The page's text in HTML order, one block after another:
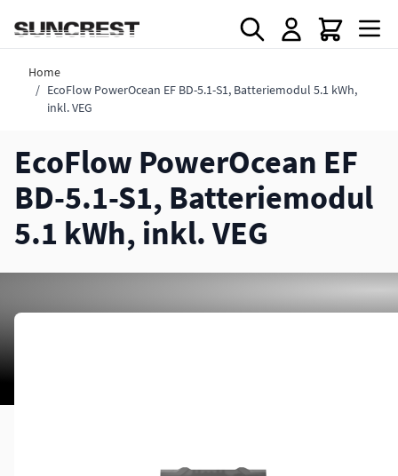
Home
/ EcoFlow PowerOcean EF BD-5.1-S1, Batteriemodul 5.1 kWh,
inkl. VEG
EcoFlow PowerOcean EF
BD-5.1-S1, Batteriemodul
5.1 kWh, inkl. VEG